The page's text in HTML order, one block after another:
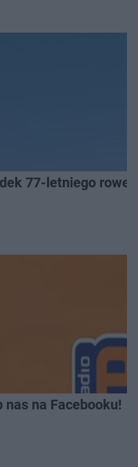
77-letniego
nas na Facebooku!